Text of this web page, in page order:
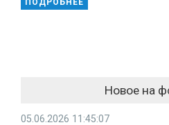
ПОДРОБНЕЕ
Новое на
05.06.2026 11:45:07